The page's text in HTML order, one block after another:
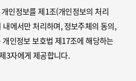
에 관한 기록 : 6월
청약철회, 대금결제, 재화 등의
5년
만 또는 분쟁처리에 관한 기록 : 3년
인정보를 제1조(개인정보의 처리
에서만 처리하며, 정보주체의 동의,
인정보 보호법 제17조에 해당하는
3자에게 제공합니다.